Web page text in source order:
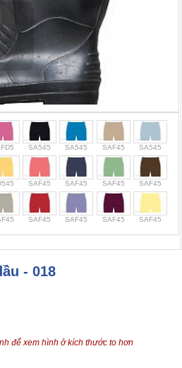
SA545 SA545 SAF45 SA545
SAF45 SAF45 SAF45 SAF45
SAF45 SAF45 SAF45 SAF45
- 018
để xem hình ở kích thước to hơn
trình
tin